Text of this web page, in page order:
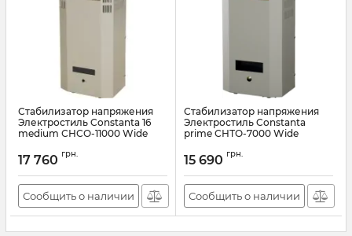
Стабилизатор напряжения
Электростиль Constanta 16
medium СНСО-11000 Wide
17 760 грн.
Сообщить о наличии
Стабилизатор напряжения
Электростиль Constanta
prime СНТО-7000 Wide
15 690 грн.
Сообщить о наличии